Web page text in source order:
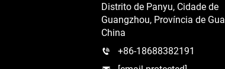
Distrito de Panyu, Cidade de
Guangzhou, Província de
China
+86-18688382191